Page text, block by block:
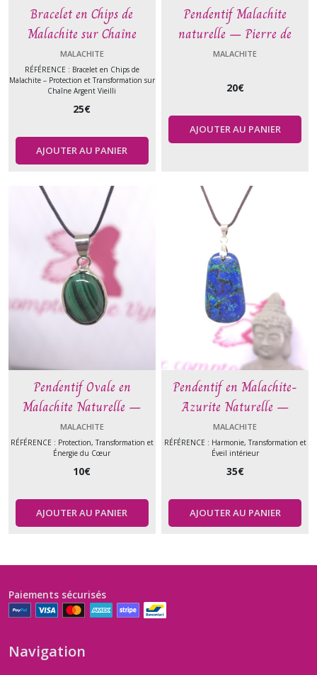
Bracelet en Chips de
Malachite sur Chaîne
Argent Vieilli
MALACHITE
RÉFÉRENCE : Bracelet en Chips de
Malachite – Protection et Transformation sur
Chaîne Argent Vieilli
25€
AJOUTER AU PANIER
Pendentif Malachite
naturelle – Pierre de
transformation et
énergétique – Cordon cuir
45 cm – Le Comptoir de
Vynnie
MALACHITE
20€
AJOUTER AU PANIER
Pendentif Ovale en
Malachite Naturelle –
Protection, Transformation
et Énergie du Cœur
MALACHITE
RÉFÉRENCE : Protection, Transformation et
Énergie du Cœur
10€
AJOUTER AU PANIER
Pendentif en Malachite-
Azurite Naturelle –
Harmonie, Transformation
et Éveil intérieur
MALACHITE
RÉFÉRENCE : Harmonie, Transformation et
Éveil intérieur
35€
AJOUTER AU PANIER
Paiements sécurisés
Navigation